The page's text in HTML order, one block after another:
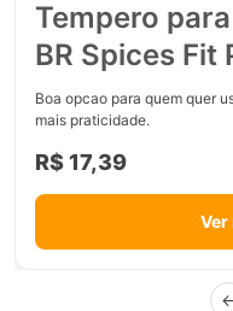
Tempero
BR Spices Fit
Boa opcao para quem quer
mais praticidade.
R$ 17,39
Ver